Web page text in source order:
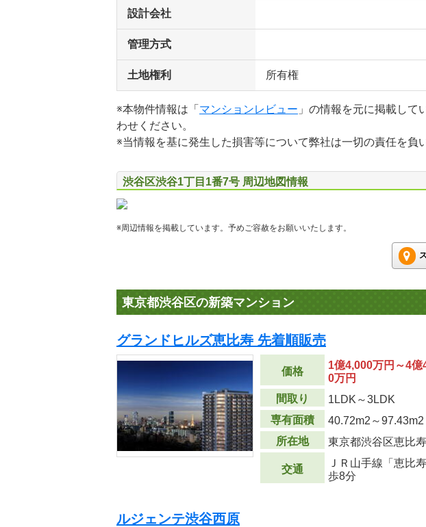
設計会社
管理方式
土地権利 所有権
※本物件情報は「 マンションレビュー 」の情報を元に掲載し
わせください。
※当情報を基に発生した損害等について弊社は一切の責任を負
渋谷区渋谷1丁目1番7号 周辺地図情報
※周辺情報を掲載しています。予めご容赦をお願いいたします。
東京都渋谷区の新築マンション
グランドヒルズ恵比寿 先着順販売
価格
1億4,000万円～4億
0万円
間取り
1LDK～3LDK
専有面積
40.72m2 ～97.43m2
所在地
東京都渋谷区恵比寿
交通
ＪＲ山手線「恵比寿
歩8分
ルジェンテ渋谷西原